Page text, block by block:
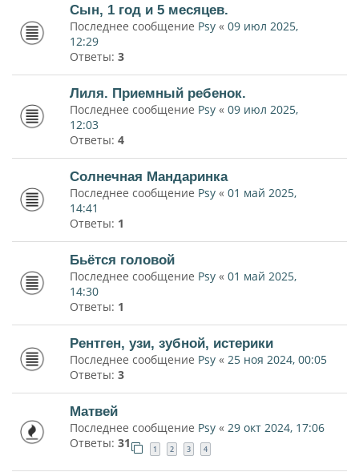
Сын, 1 год и 5 месяцев.
Последнее сообщение Psy « 09 июл 2025,
12:29
Ответы: 3
Лиля. Приемный ребенок.
Последнее сообщение Psy « 09 июл 2025,
12:03
Ответы: 4
Солнечная Мандаринка
Последнее сообщение Psy « 01 май 2025,
14:41
Ответы: 1
Бьётся головой
Последнее сообщение Psy « 01 май 2025,
14:30
Ответы: 1
Рентген, узи, зубной, истерики
Последнее сообщение Psy « 25 ноя 2024, 00:05
Ответы: 3
Матвей
Последнее сообщение Psy « 29 окт 2024, 17:06
Ответы: 31 1 2 3 4